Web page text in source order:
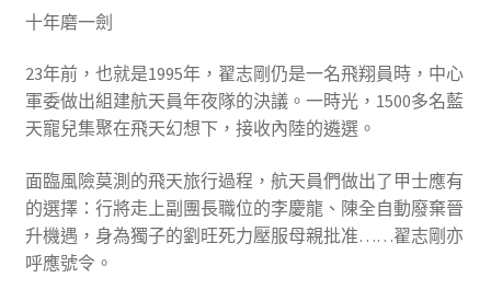
十年磨一劍
23年前，也就是1995年，翟志剛仍是一名飛翔員時，中心
軍委做出組建航天員年夜隊的決議。一時光，1500多名藍
天寵兒集聚在飛天幻想下，接收內陸的遴選。
面臨風險莫測的飛天旅行過程，航天員們做出了甲士應有
的選擇：行將走上副團長職位的李慶龍、陳全自動廢棄晉
升機遇，身為獨子的劉旺死力壓服母親批准……翟志剛亦
呼應號令。